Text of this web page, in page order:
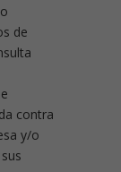
de
contra
y/o